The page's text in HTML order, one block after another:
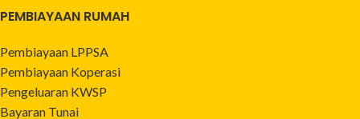
PEMBIAYAAN RUMAH
Pembiayaan LPPSA
Pembiayaan Koperasi
Pengeluaran KWSP
Bayaran Tunai